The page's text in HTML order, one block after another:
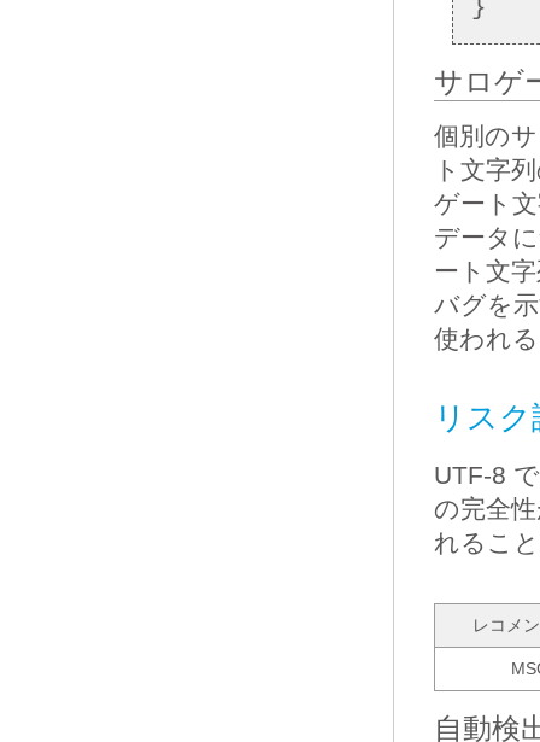
サロゲ
個別の
ト文字
ゲート
データ
ート文
バグを
使われ
リス
UTF-8
の完全
れるこ
レコメ
自動検